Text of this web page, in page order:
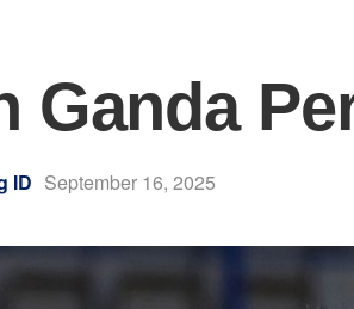
Ganda
ID September 16, 2025